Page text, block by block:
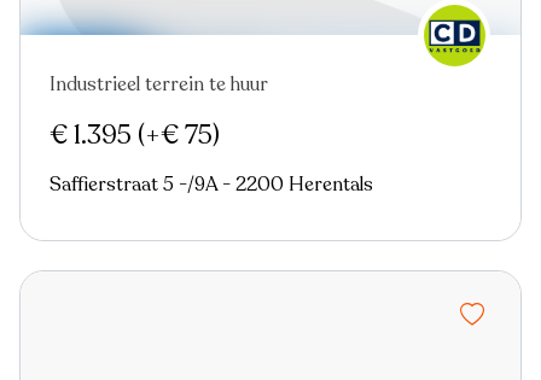
Industrieel terrein te huur
€ 1.395 (+€ 75)
Saffierstraat 5 -/9A - 2200 Herentals